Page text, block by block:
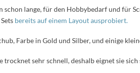
schon lange, für den Hobbybedarf und für
bereits auf einem Layout ausprobiert.
Farbe in Gold und Silber, und einige
trocknet sehr schnell, deshalb eignet sie